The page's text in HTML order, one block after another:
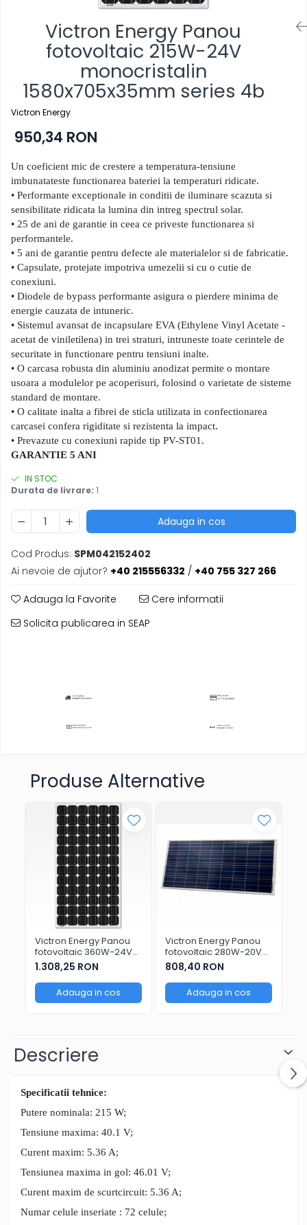
Victron Energy Panou
fotovoltaic 215W-24V
monocristalin
1580x705x35mm series 4b
Victron Energy
950,34 RON
Un coeficient mic de crestere a temperatura-tensiune
imbunatateste functionarea bateriei la temperaturi ridicate.
• Performante exceptionale in conditii de iluminare scazuta si
sensibilitate ridicata la lumina din intreg spectrul solar.
• 25 de ani de garantie in ceea ce priveste functionarea si
performantele.
• 5 ani de garantie pentru defecte ale materialelor si de fabricatie.
• Capsulate, protejate impotriva umezelii si cu o cutie de
conexiuni.
• Diodele de bypass performante asigura o pierdere minima de
energie cauzata de intuneric.
• Sistemul avansat de incapsulare EVA (Ethylene Vinyl Acetate -
acetat de viniletilena) in trei straturi, intruneste toate cerintele de
securitate in functionare pentru tensiuni inalte.
• O carcasa robusta din aluminiu anodizat permite o montare
usoara a modulelor pe acoperisuri, folosind o varietate de sisteme
standard de montare.
• O calitate inalta a fibrei de sticla utilizata in confectionarea
carcasei confera rigiditate si rezistenta la impact.
• Prevazute cu conexiuni rapide tip PV-ST01.
GARANTIE 5 ANI
IN STOC
Durata de livrare: 1
Adauga in cos
Cod Produs: SPM042152402
Ai nevoie de ajutor? +40 215556332 / +40 755 327 266
Adauga la Favorite
Cere informatii
Solicita publicarea in SEAP
Produse Alternative
Victron Energy Panou
fotovoltaic 360W-24V
monocristalin Solar
Panel 360W-24V Mono
1.308,25 RON
Adauga in cos
Victron Energy Panou
fotovoltaic 280W-20V
policristalin Solar Panel
280W-20V poly
808,40 RON
Adauga in cos
Descriere
Specificatii tehnice:
Putere nominala: 215 W;
Tensiune maxima: 40.1 V;
Curent maxim: 5.36 A;
Tensiunea maxima in gol: 46.01 V;
Curent maxim de scurtcircuit: 5.36 A;
Numar celule inseriate : 72 celule;